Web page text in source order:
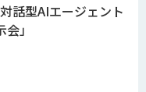
話型AIエージェント
」